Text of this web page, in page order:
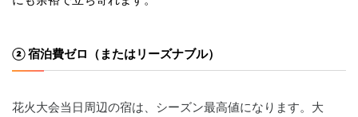
② 宿泊費ゼロ（またはリーズナブル）
花火大会当日周辺の宿は、シーズン最高値になります。大